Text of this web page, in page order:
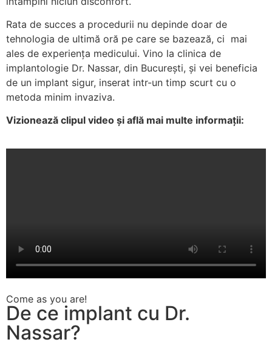
Rata de succes a procedurii nu depinde doar de
tehnologia de ultimă oră pe care se bazează, ci mai
ales de experiența medicului. Vino la clinica de
implantologie Dr. Nassar, din București, și vei beneficia
de un implant sigur, inserat intr-un timp scurt cu o
metoda minim invaziva.
Vizionează clipul video și află mai multe informații:
Come as you are!
De ce implant cu Dr.
Nassar?